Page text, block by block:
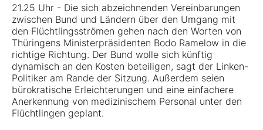
21.25 Uhr - Die sich abzeichnenden Vereinbarungen
zwischen Bund und Ländern über den Umgang mit
den Flüchtlingsströmen gehen nach den Worten von
Thüringens Ministerpräsidenten Bodo Ramelow in die
richtige Richtung. Der Bund wolle sich künftig
dynamisch an den Kosten beteiligen, sagt der Linken-
Politiker am Rande der Sitzung. Außerdem seien
bürokratische Erleichterungen und eine einfachere
Anerkennung von medizinischem Personal unter den
Flüchtlingen geplant.